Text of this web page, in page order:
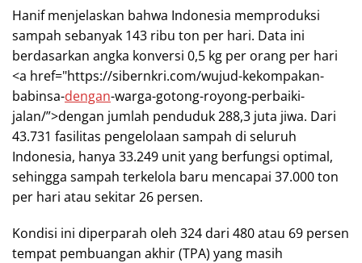
Hanif menjelaskan bahwa Indonesia memproduksi
sampah sebanyak 143 ribu ton per hari. Data ini
berdasarkan angka konversi 0,5 kg per orang per hari
<a href="https://sibernkri.com/wujud-kekompakan-
babinsa-dengan-warga-gotong-royong-perbaiki-
jalan/”>dengan jumlah penduduk 288,3 juta jiwa. Dari
43.731 fasilitas pengelolaan sampah di seluruh
Indonesia, hanya 33.249 unit yang berfungsi optimal,
sehingga sampah terkelola baru mencapai 37.000 ton
per hari atau sekitar 26 persen.
Kondisi ini diperparah oleh 324 dari 480 atau 69 persen
tempat pembuangan akhir (TPA) yang masih